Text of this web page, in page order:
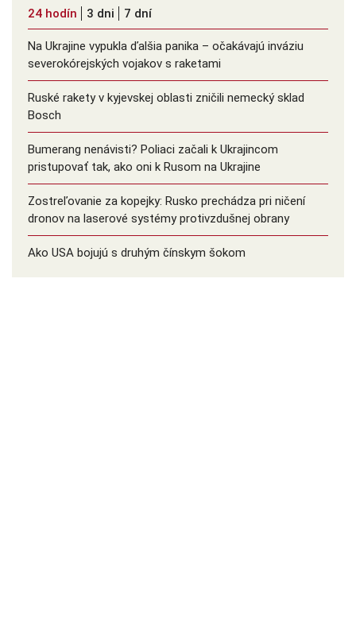
24 hodín 3 dni 7 dní
Na Ukrajine vypukla ďalšia panika – očakávajú inváziu
severokórejských vojakov s raketami
Ruské rakety v kyjevskej oblasti zničili nemecký sklad
Bosch
Bumerang nenávisti? Poliaci začali k Ukrajincom
pristupovať tak, ako oni k Rusom na Ukrajine
Zostreľovanie za kopejky: Rusko prechádza pri ničení
dronov na laserové systémy protivzdušnej obrany
Ako USA bojujú s druhým čínskym šokom